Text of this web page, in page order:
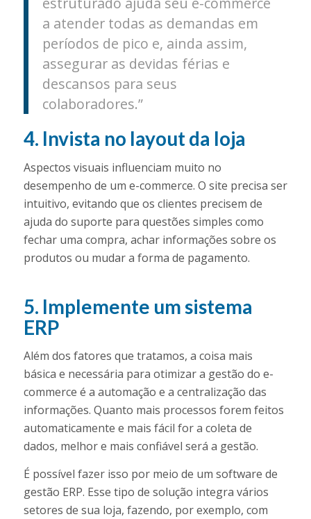
a atender todas as demandas em
períodos de pico e, ainda assim,
assegurar as devidas férias e
descansos para seus
colaboradores.”
4. Invista no layout da loja
Aspectos visuais influenciam muito no
desempenho de um e-commerce. O site precisa ser
intuitivo, evitando que os clientes precisem de
ajuda do suporte para questões simples como
fechar uma compra, achar informações sobre os
produtos ou mudar a forma de pagamento.
5. Implemente um sistema
ERP
Além dos fatores que tratamos, a coisa mais
básica e necessária para otimizar a gestão do e-
commerce é a automação e a centralização das
informações. Quanto mais processos forem feitos
automaticamente e mais fácil for a coleta de
dados, melhor e mais confiável será a gestão.
É possível fazer isso por meio de um software de
gestão ERP. Esse tipo de solução integra vários
setores de sua loja, fazendo, por exemplo, com